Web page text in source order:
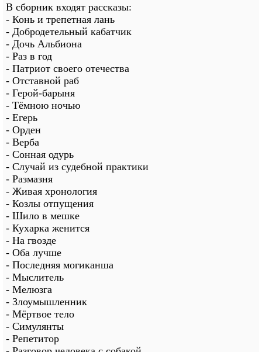
В сборник входят рассказы:
- Конь и трепетная лань
- Добродетельный кабатчик
- Дочь Альбиона
- Раз в год
- Патриот своего отечества
- Отставной раб
- Герой-барыня
- Тёмною ночью
- Егерь
- Орден
- Верба
- Сонная одурь
- Случай из судебной практики
- Размазня
- Живая хронология
- Козлы отпущения
- Шило в мешке
- Кухарка женится
- На гвозде
- Оба лучше
- Последняя могиканша
- Мыслитель
- Мелюзга
- Злоумышленник
- Мёртвое тело
- Симулянты
- Репетитор